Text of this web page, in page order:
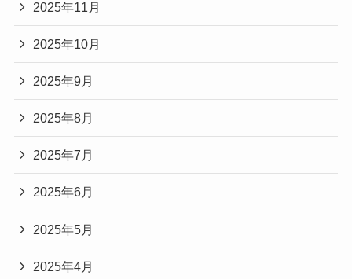
2025年11月
2025年10月
2025年9月
2025年8月
2025年7月
2025年6月
2025年5月
2025年4月